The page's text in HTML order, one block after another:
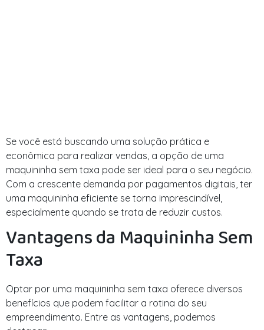
Se você está buscando uma solução prática e
econômica para realizar vendas, a opção de uma
maquininha sem taxa pode ser ideal para o seu negócio.
Com a crescente demanda por pagamentos digitais, ter
uma maquininha eficiente se torna imprescindível,
especialmente quando se trata de reduzir custos.
Vantagens da Maquininha Sem
Taxa
Optar por uma maquininha sem taxa oferece diversos
benefícios que podem facilitar a rotina do seu
empreendimento. Entre as vantagens, podemos